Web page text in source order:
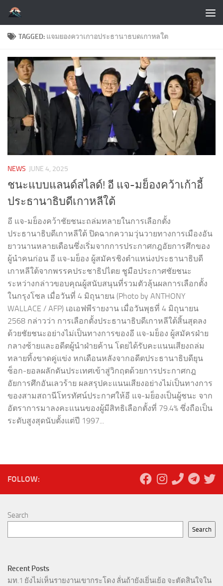
Skip to content
TAGGED: แจมยองควาเกาอประธานาธบดเกาหลใต
NEWS JUNE 4, 2025
ชนะแบบแลนด์สไลด์! อี แจ-มย็องคว้าเก้าอี้
ประธานาธิบดีเกาหลีใต้
อี แจ-มย็องคว้าชัยชนะถล่มทลายในการเลือกตั้ง
ประธานาธิบดีเกาหลีใต้ ปิดฉากความวุ่นวายทางการเมืองอัน
ยาวนานหลายเดือนซึ่งเริ่มจากการประกาศกฎอัยการศึกของ
ผู้นำคนก่อน อี แจ-มย็อง ผู้สมัครชิงตำแหน่งประธานาธิบดี
เกาหลีใต้จากพรรคประชาธิปไตย ชูมือประกาศชัยชนะ
ระหว่างกล่าวขอบคุณผู้สนับสนุนที่รวมตัวลุ้นผลการเลือกตั้ง
ในกรุงโซล เมื่อวันที่ 4 มิถุนายน (Photo by ANTHONY
WALLACE / AFP) เอเอฟพีรายงาน เมื่อวันพุธที่ 4 มิถุนายน
2568 กล่าวว่า การเลือกตั้งประธานาธิบดีเกาหลีใต้สิ้นสุดลง
ด้วยชัยชนะอย่างไม่เป็นทางการของอี แจ-มย็อง ผู้สมัครฝ่าย
กลางซ้ายและอดีตผู้นำฝ่ายค้าน โดยได้รับคะแนนเสียงถล่ม
ทลายทิ้งขาดคู่แข่ง หกเดือนหลังจากอดีตประธานาธิบดียุน
ซ็อก-ยอลผลักดันประเทศเข้าสู่วิกฤตด้วยการประกาศกฎ
อัยการศึกอันเลวร้าย ผลสรุปคะแนนเสียงอย่างไม่เป็นทางการ
ของสามสถานีโทรทัศน์ประกาศให้อี แจ-มย็องเป็นผู้ชนะ จาก
อัตราการมาลงคะแนนของผู้มีสิทธิเลือกตั้งที่ 79.4% ซึ่งถือเป็น
ระดับสูงสุดนับตั้งแต่ปี 1997...
FOLLOW:
Search
Search
Recent Posts
มท.1 ยังไม่เห็นรายงานเขากระโดง ลั่นถ้ายังเยิ่นเย้อ จะตัดสินใจใน